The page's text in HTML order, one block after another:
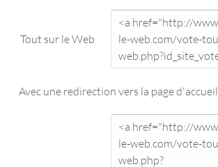
Tout sur le Web
Avec une redirection vers la page d'accueil